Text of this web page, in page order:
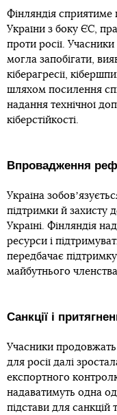
Фінляндія сприятиме
України з боку ЄС,
проти росії.
могла запобігати,
кіберагресії,
шляхом посилення
надання технічної
кіберстійкості.
Впровадження
Україна
підтримки й захисту
Україні. Фінляндія
ресурси і
передбачає
майбутнього
Cанкції і
Учасники
для росії далі
експортного
надаватимуть одна
підстави для санкцій